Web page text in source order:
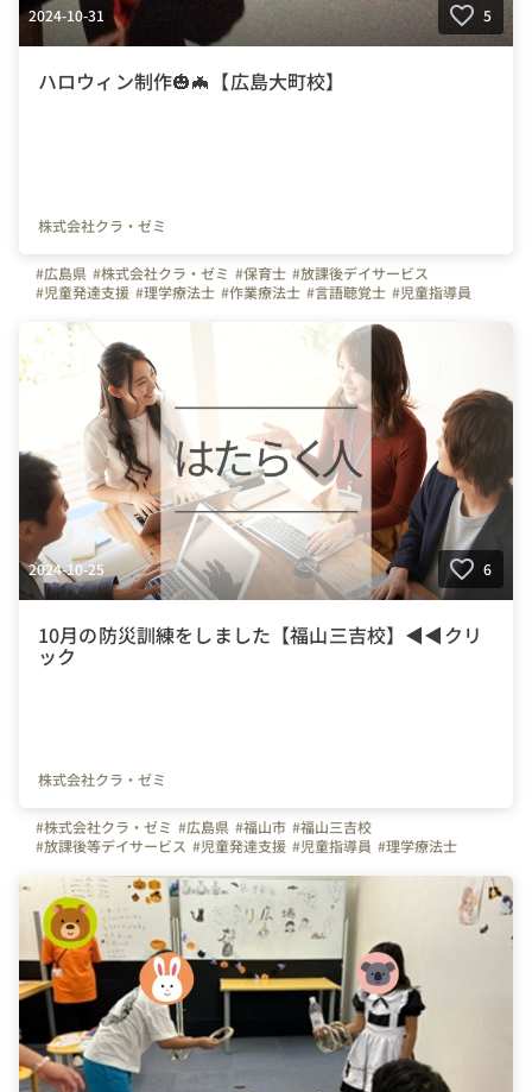
2024-10-31 5
ハロウィン制作🎃🦇【広島大町校】
株式会社クラ・ゼミ
#広島県 #株式会社クラ・ゼミ #保育士 #放課後デイサービス
#児童発達支援 #理学療法士 #作業療法士 #言語聴覚士 #児童指導員
#残業なし
2024-10-25 6
10月の防災訓練をしました【福山三吉校】◀◀クリ
ック
株式会社クラ・ゼミ
#株式会社クラ・ゼミ #広島県 #福山市 #福山三吉校
#放課後等デイサービス #児童発達支援 #児童指導員 #理学療法士